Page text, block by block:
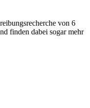
von 6
finden dabei sogar mehr